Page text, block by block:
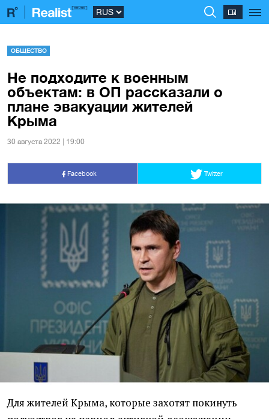
ОБЩЕСТВО
Не подходите к военным
объектам: в ОП рассказали о
плане эвакуации жителей
Крыма
30 августа 2022 | 19:00
Facebook Twitter
Для жителей Крыма, которые захотят покинуть